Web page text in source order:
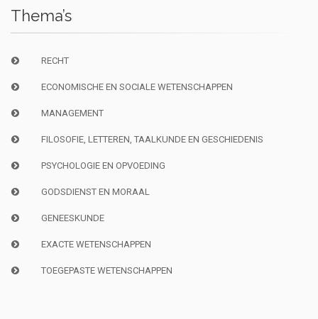
Thema’s
RECHT
ECONOMISCHE EN SOCIALE WETENSCHAPPEN
MANAGEMENT
FILOSOFIE, LETTEREN, TAALKUNDE EN GESCHIEDENIS
PSYCHOLOGIE EN OPVOEDING
GODSDIENST EN MORAAL
GENEESKUNDE
EXACTE WETENSCHAPPEN
TOEGEPASTE WETENSCHAPPEN